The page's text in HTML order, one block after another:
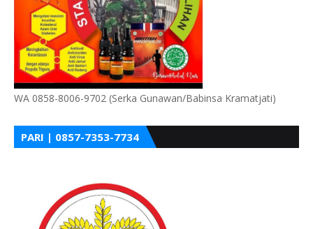
WA 0858-8006-9702 (Serka Gunawan/Babinsa Kramatjati)
PARI | 0857-7353-7734